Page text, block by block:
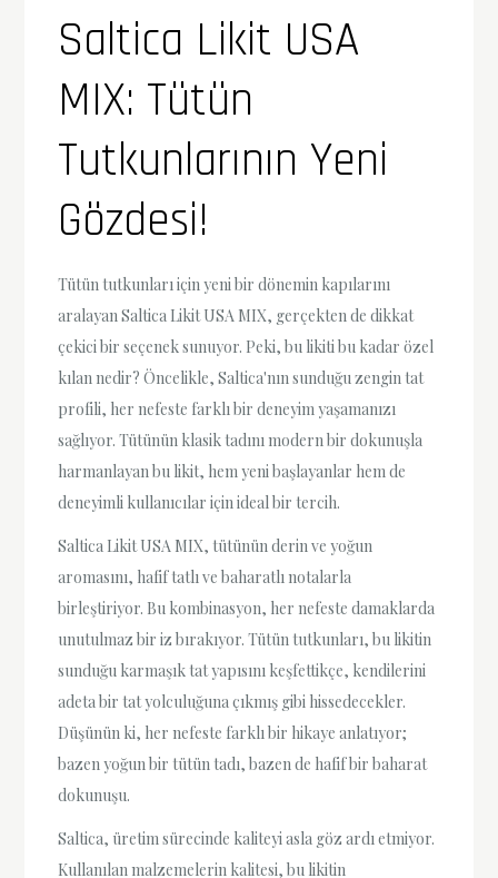
Saltica Likit USA
MIX: Tütün
Tutkunlarının Yeni
Gözdesi!
Tütün tutkunları için yeni bir dönemin kapılarını
aralayan Saltica Likit USA MIX, gerçekten de dikkat
çekici bir seçenek sunuyor. Peki, bu likiti bu kadar özel
kılan nedir? Öncelikle, Saltica'nın sunduğu zengin tat
profili, her nefeste farklı bir deneyim yaşamanızı
sağlıyor. Tütünün klasik tadını modern bir dokunuşla
harmanlayan bu likit, hem yeni başlayanlar hem de
deneyimli kullanıcılar için ideal bir tercih.
Saltica Likit USA MIX, tütünün derin ve yoğun
aromasını, hafif tatlı ve baharatlı notalarla
birleştiriyor. Bu kombinasyon, her nefeste damaklarda
unutulmaz bir iz bırakıyor. Tütün tutkunları, bu likitin
sunduğu karmaşık tat yapısını keşfettikçe, kendilerini
adeta bir tat yolculuğuna çıkmış gibi hissedecekler.
Düşünün ki, her nefeste farklı bir hikaye anlatıyor;
bazen yoğun bir tütün tadı, bazen de hafif bir baharat
dokunuşu.
Saltica, üretim sürecinde kaliteyi asla göz ardı etmiyor.
Kullanılan malzemelerin kalitesi, bu likitin